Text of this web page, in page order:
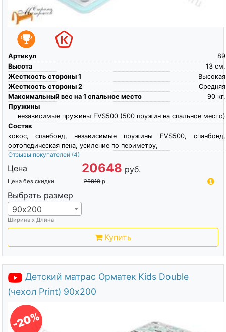
Артикул
89
Высота
см.
13
Жесткость стороны 1
Высокая
Жесткость стороны 2
Средняя
Максимальный вес на 1 спальное место
кг.
90
Пружины
независимые пружины EVS500 (500 пружин на спальное место)
Состав
кокос, спанбонд, независимые пружины EVS500, спанбонд,
ортопедическая пена, усиление по периметру,
Отзывы покупателей (4)
Цена 20648 руб.
Цена без скидки 25810 р.
Выбрать размер
90х200
Ширина х Длина
Купить
Детский матрас Орматек Kids Double
(чехол Print) 90х200
-20%